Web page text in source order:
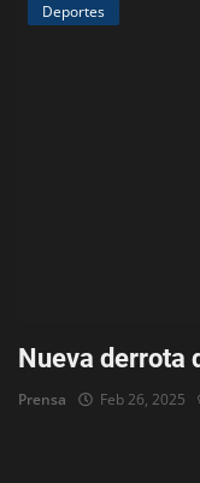
Deportes
Nueva derrota
Prensa Feb 26, 2025